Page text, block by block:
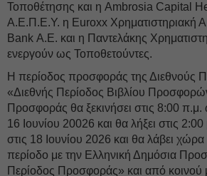
Τοποθέτησης και η Ambrosia Capital
Α.Ε.Π.Ε.Υ. η Euroxx Χρηματιστηριακή
Bank Α.Ε. και η Παντελάκης
ενεργούν ως Τοποθετούντες.
Η περίοδος προσφοράς της Διεθνούς
«Διεθνής Περίοδος Βιβλίου
Προσφοράς θα ξεκινήσει στις 8:00 π.μ.
16 Ιουνίου 20026 και θα λήξει στις
στις 18 Ιουνίου 2026 και θα λάβει χώρα
περίοδο με την Ελληνική Δημόσια
Περίοδος Προσφοράς» και από κοινού